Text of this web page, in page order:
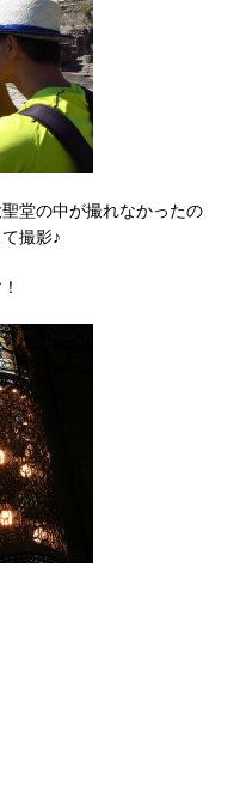
堂の中が撮れなかったの
撮影♪